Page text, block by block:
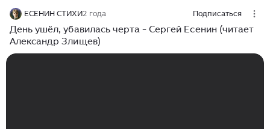
ЕСЕНИН СТИХИ2 года Подписаться
День ушёл, убавилась черта - Сергей Есенин (читает
Александр Злищев)